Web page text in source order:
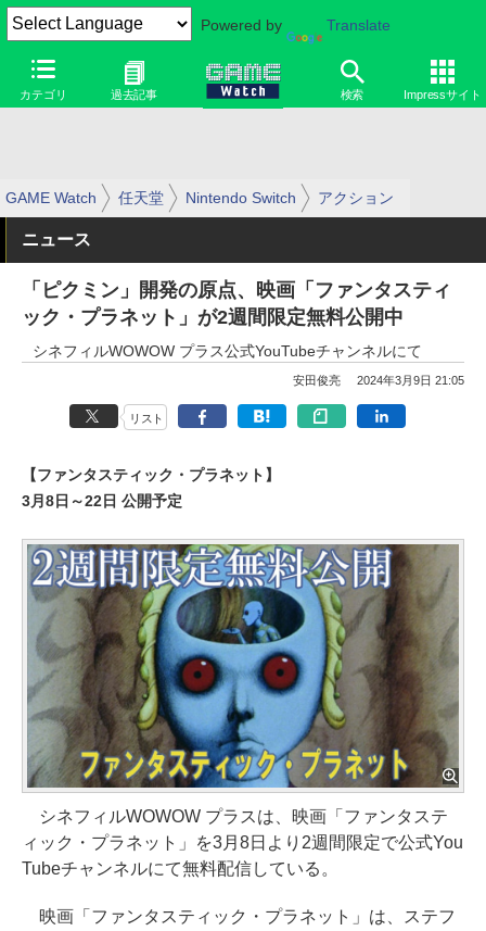
Powered by Translate
カテゴリ 過去記事 検索 Impressサイト
GAME Watch 任天堂 Nintendo Switch アクション
ニュース
「ピクミン」開発の原点、映画「ファンタスティ
ック・プラネット」が2週間限定無料公開中
シネフィルWOWOW プラス公式YouTubeチャンネルにて
安田俊亮 2024年3月9日 21:05
リスト
【ファンタスティック・プラネット】
3月8日～22日 公開予定
シネフィルWOWOW プラスは、映画「ファンタステ
ィック・プラネット」を3月8日より2週間限定で公式You
Tubeチャンネルにて無料配信している。
映画「ファンタスティック・プラネット」は、ステフ